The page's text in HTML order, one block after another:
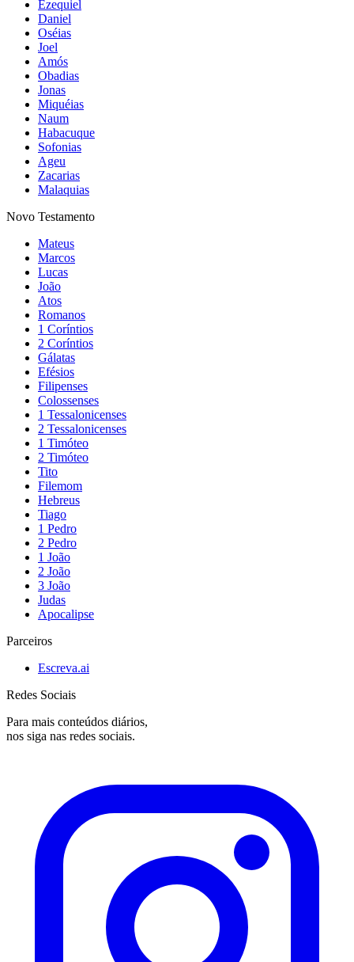
Ezequiel
Daniel
Oséias
Joel
Amós
Obadias
Jonas
Miquéias
Naum
Habacuque
Sofonias
Ageu
Zacarias
Malaquias
Novo Testamento
Mateus
Marcos
Lucas
João
Atos
Romanos
1 Coríntios
2 Coríntios
Gálatas
Efésios
Filipenses
Colossenses
1 Tessalonicenses
2 Tessalonicenses
1 Timóteo
2 Timóteo
Tito
Filemom
Hebreus
Tiago
1 Pedro
2 Pedro
1 João
2 João
3 João
Judas
Apocalipse
Parceiros
Escreva.ai
Redes Sociais
Para mais conteúdos diários,
nos siga nas redes sociais.